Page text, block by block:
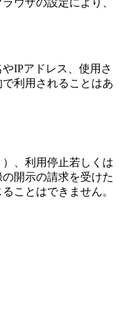
IPアドレス、使用さ
利用されることはあ
、利用停止若しくは
開示の請求を受けた
ことはできません。